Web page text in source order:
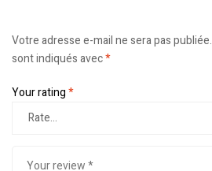
Votre adresse e-mail ne sera pas publiée.
sont indiqués avec*
Your rating*